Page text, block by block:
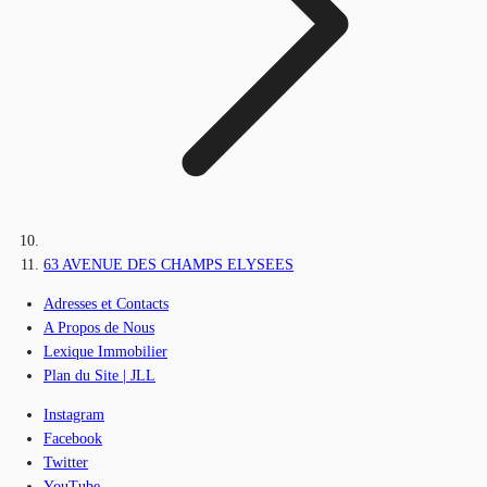
63 AVENUE DES CHAMPS ELYSEES
Adresses et Contacts
A Propos de Nous
Lexique Immobilier
Plan du Site | JLL
Instagram
Facebook
Twitter